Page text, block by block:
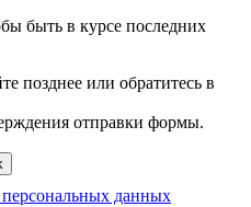
быть в курсе последних
позднее или обратитесь в
отправки формы.
персональных данных